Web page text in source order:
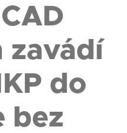
zavádí
do
bez